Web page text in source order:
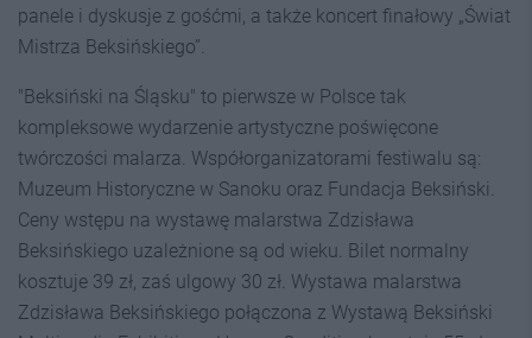
panele i dyskusje z gośćmi, a także koncert finałowy „Świat
Mistrza Beksińskiego”.
"Beksiński na Śląsku" to pierwsze w Polsce tak
kompleksowe wydarzenie artystyczne poświęcone
twórczości malarza. Współorganizatorami festiwalu są:
Muzeum Historyczne w Sanoku oraz Fundacja Beksiński.
Ceny wstępu na wystawę malarstwa Zdzisława
Beksińskiego uzależnione są od wieku. Bilet normalny
kosztuje 39 zł, zaś ulgowy 30 zł. Wystawa malarstwa
Zdzisława Beksińskiego połączona z Wystawą Beksiński